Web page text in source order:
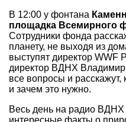
В 12:00 у фонтана
площадка Всемирного
Сотрудники фонда
планету, не выходя из
выступят директор WWF
директор ВДНХ Владимир
все вопросы и расскажут,
и зачем это нужно.
Весь день на радио ВДНХ
интересные факты о